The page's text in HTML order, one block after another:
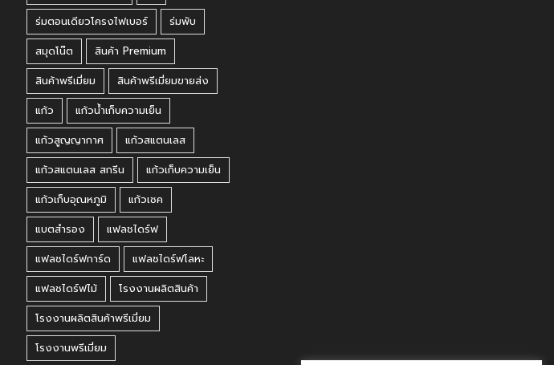
ร่มตอนเดียวโครงไฟเบอร์
ร่มพับ
สมุดโน๊ต
สินค้า Premium
สินค้าพรีเมี่ยม
สินค้าพรีเมี่ยมขายส่ง
แก้ว
แก้วน้ำเก็บความเย็น
แก้วสูญญากาศ
แก้วสแตนเลส
แก้วสแตนเลส สกรีน
แก้วเก็บความเย็น
แก้วเก็บอุณหภูมิ
แก้วเชค
แบตสำรอง
แฟลชไดร์ฟ
แฟลชไดร์ฟการ์ด
แฟลชไดร์ฟโลหะ
แฟลชไดร์ฟไม้
โรงงานผลิตสินค้า
โรงงานผลิตสินค้าพรีเมี่ยม
โรงงานพรีเมี่ยม